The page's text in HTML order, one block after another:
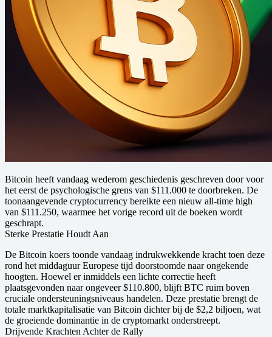
Bitcoin heeft vandaag wederom geschiedenis geschreven door voor
het eerst de psychologische grens van $111.000 te doorbreken. De
toonaangevende cryptocurrency bereikte een nieuw all-time high
van $111.250, waarmee het vorige record uit de boeken wordt
geschrapt.
Sterke Prestatie Houdt Aan
De Bitcoin koers toonde vandaag indrukwekkende kracht toen deze
rond het middaguur Europese tijd doorstoomde naar ongekende
hoogten. Hoewel er inmiddels een lichte correctie heeft
plaatsgevonden naar ongeveer $110.800, blijft BTC ruim boven
cruciale ondersteuningsniveaus handelen. Deze prestatie brengt de
totale marktkapitalisatie van Bitcoin dichter bij de $2,2 biljoen, wat
de groeiende dominantie in de cryptomarkt onderstreept.
Drijvende Krachten Achter de Rally